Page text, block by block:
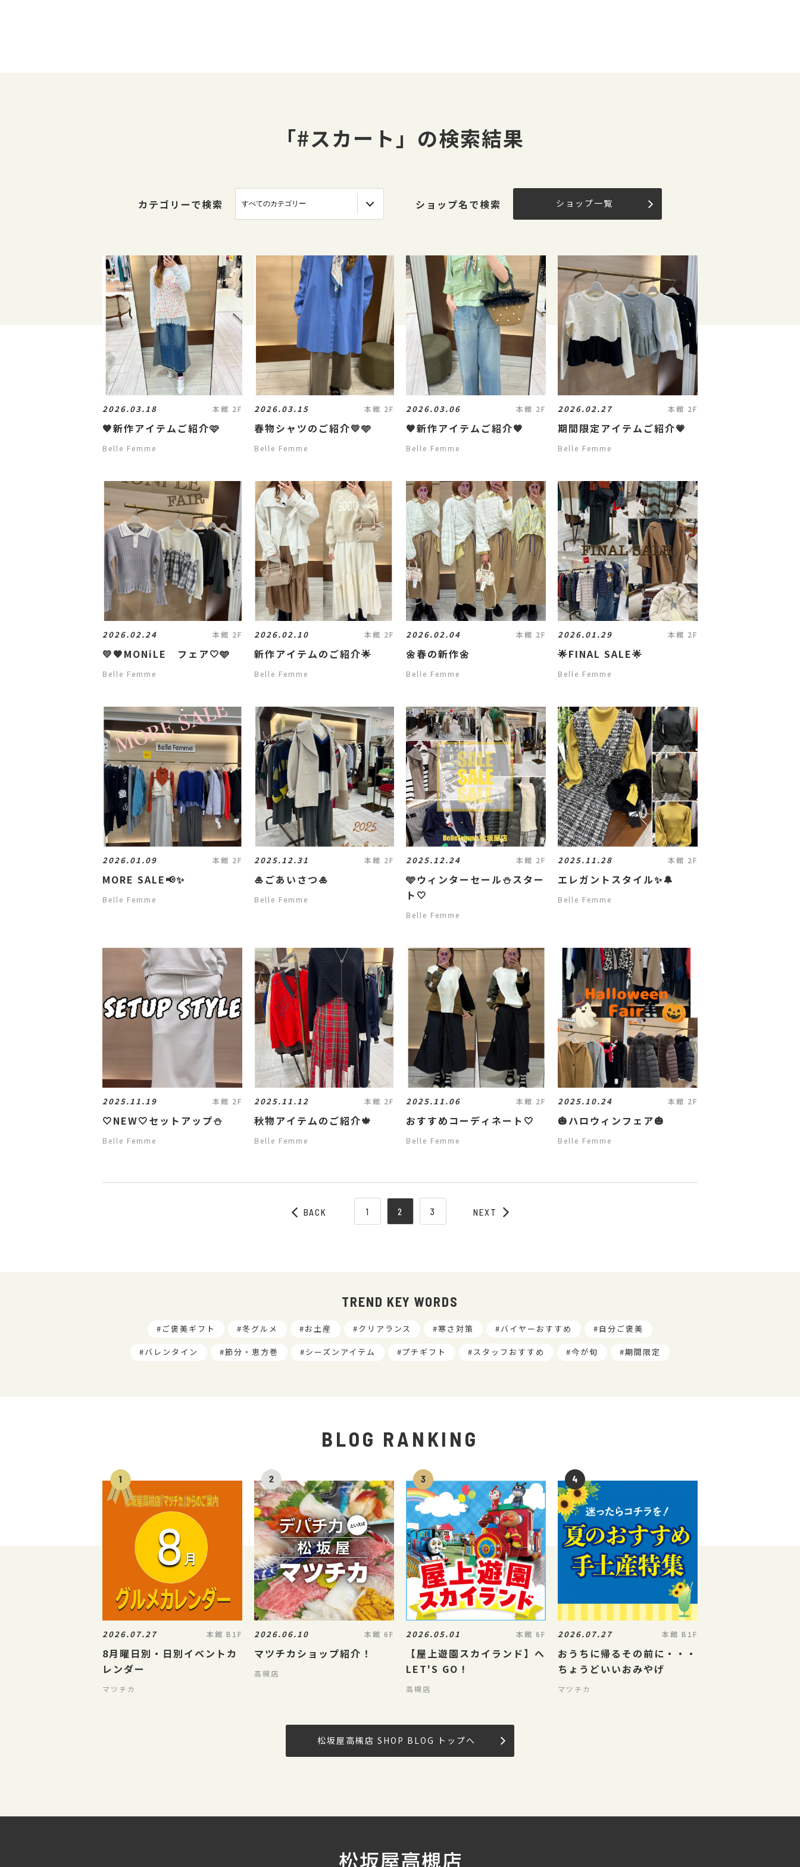
「#スカート」の検索結果
カテゴリーで検索 ショップ名で検索 ショップ一覧
2026.03.18 本館 2F
🧡新作アイテムご紹介🩷
Belle Femme
2026.03.15 本館 2F
春物シャツのご紹介💛🩵
Belle Femme
2026.03.06 本館 2F
🧡新作アイテムご紹介🧡
Belle Femme
2026.02.27 本館 2F
期間限定アイテムご紹介💗
Belle Femme
2026.02.24 本館 2F
💛🧡MONiLE フェア🤍🩵
Belle Femme
2026.02.10 本館 2F
新作アイテムのご紹介🌟
Belle Femme
2026.02.04 本館 2F
🌼春の新作🌼
Belle Femme
2026.01.29 本館 2F
🌟FINAL SALE🌟
Belle Femme
2026.01.09 本館 2F
MORE SALE📢✨
Belle Femme
2025.12.31 本館 2F
🎍ごあいさつ🎍
Belle Femme
2025.12.24 本館 2F
🩵ウィンターセール⛄️スター
ト🤍
Belle Femme
2025.11.28 本館 2F
エレガントスタイル✨🔔
Belle Femme
2025.11.19 本館 2F
🤍NEW🤍セットアップ⛄️
Belle Femme
2025.11.12 本館 2F
秋物アイテムのご紹介🍁
Belle Femme
2025.11.06 本館 2F
おすすめコーディネート🤍
Belle Femme
2025.10.24 本館 2F
🎃ハロウィンフェア🎃
Belle Femme
BACK 1 2 3 NEXT
TREND KEY WORDS
ご褒美ギフト 冬グルメ お土産 クリアランス 寒さ対策 バイヤーおすすめ 自分ご褒美
バレンタイン 節分・恵方巻 シーズンアイテム プチギフト スタッフおすすめ 今が旬 期間限定
BLOG RANKING
2026.07.27 本館 B1F
8月曜日別・日別イベントカ
レンダー
マツチカ
2026.06.10 本館 6F
マツチカショップ紹介！
高槻店
2026.05.01 本館 6F
【屋上遊園スカイランド】へ
LET'S GO !
高槻店
2026.07.27 本館 B1F
おうちに帰るその前に・・・
ちょうどいいおみやげ
マツチカ
松坂屋高槻店 SHOP BLOG トップへ